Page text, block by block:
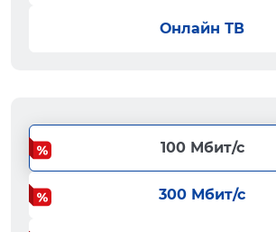
Онлайн ТВ
100 Мбит/с
300 Мбит/с